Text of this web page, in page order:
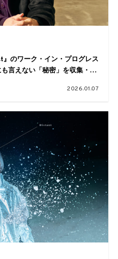
のワーク・イン・プログレス
言えない「秘密」を収集・改
2026.01.07